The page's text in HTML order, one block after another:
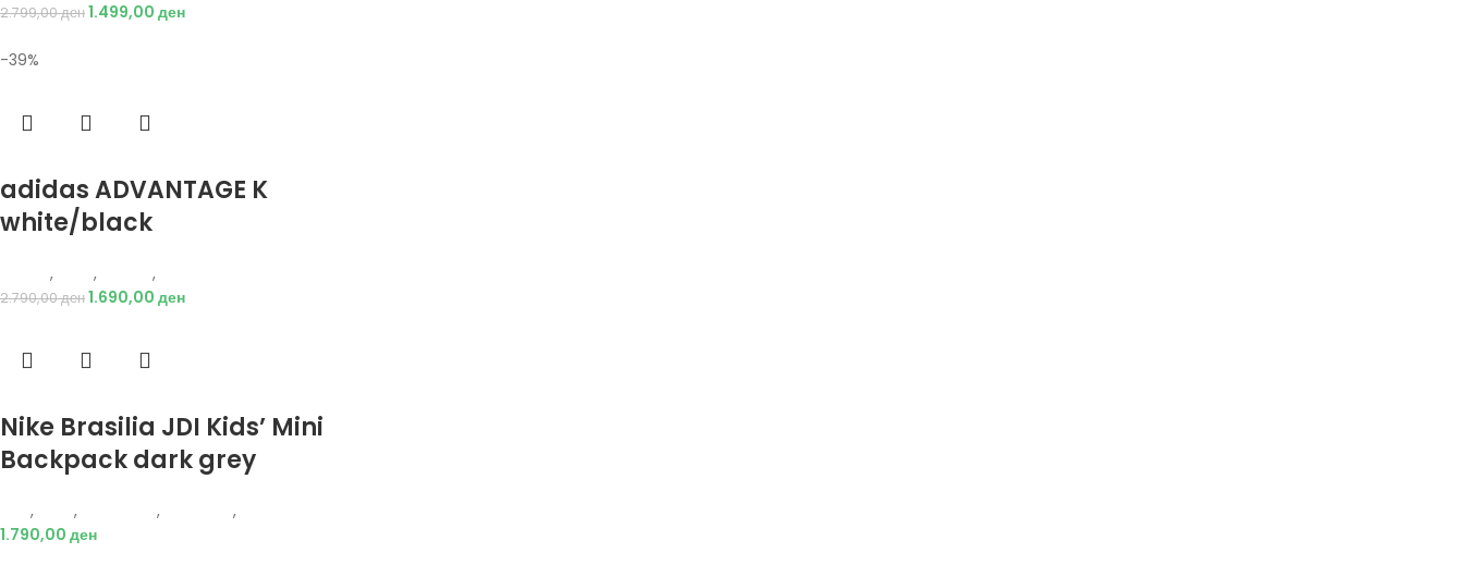
2.799,00ден1.499,00 ден
-39%
adidas ADVANTAGE K
white/black
, , ,
2.790,00ден1.690,00 ден
Nike Brasilia JDI Kids’ Mini
Backpack dark grey
, , , ,
1.790,00 ден